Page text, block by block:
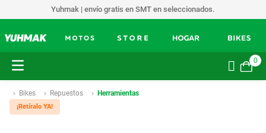
Yuhmak | envío gratis en SMT en seleccionados.
0
Bikes Repuestos Herramientas
¡Retíralo YA!